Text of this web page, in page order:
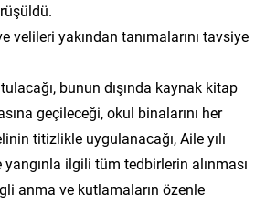
yakından tanımalarını tavsiye
bunun dışında kaynak kitap
geçileceği, okul binalarını her
titizlikle uygulanacağı, Aile yılı
yangınla ilgili tüm tedbirlerin alınması
anma ve kutlamaların özenle